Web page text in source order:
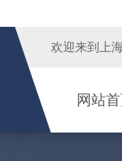
欢迎来到 上
网站